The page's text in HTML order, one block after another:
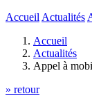
Accueil Actualités
Accueil
Actualités
Appel à
» retour